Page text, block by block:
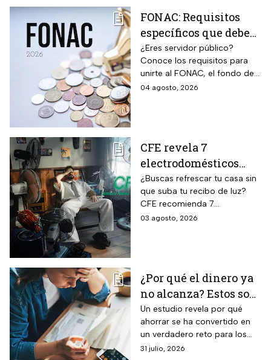
FONAC: Requisitos
específicos que deben
cumplir los
trabajadores para
participar en él
¿Eres servidor público?
Conoce los requisitos para
unirte al FONAC, el fondo de
ahorro Capitalizable de los
04 agosto, 2026
CFE revela 7
electrodomésticos
para combatir el calor
sin que se dispare tu
recibo de luz
¿Buscas refrescar tu casa sin
que suba tu recibo de luz?
CFE recomienda 7
electrodomésticos eficientes
03 agosto, 2026
¿Por qué el dinero ya
no alcanza? Estos son
los gastos que más
impactan a los
mexicanos
Un estudio revela por qué
ahorrar se ha convertido en
un verdadero reto para los
mexicanos.
31 julio, 2026